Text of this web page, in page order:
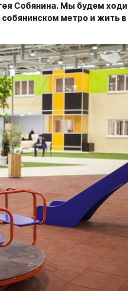
Собянина. Мы будем
метро и жить в